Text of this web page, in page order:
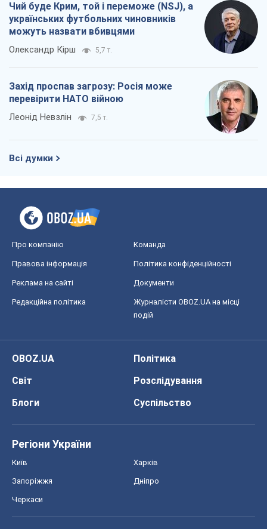
Чий буде Крим, той і переможе (NSJ), а
українських футбольних чиновників
можуть назвати вбивцями
Олександр Кірш 5,7 т.
Захід проспав загрозу: Росія може
перевірити НАТО війною
Леонід Невзлін 7,5 т.
Всі думки
Про компанію Команда
Правова інформація Політика конфіденційності
Реклама на сайті Документи
Редакційна політика
Журналісти OBOZ.UA на місці
подій
OBOZ.UA
Політика
Світ
Розслідування
Блоги
Суспільство
Регіони України
Київ Харків
Запоріжжя Дніпро
Черкаси